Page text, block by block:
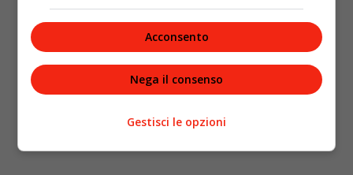
Acconsento
Nega il consenso
Gestisci le opzioni